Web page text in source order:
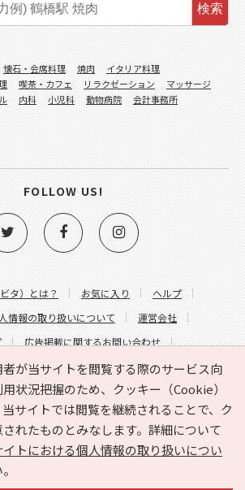
が当サイトを閲覧する際のサービス向
状況把握のため、クッキー（Cookie）
サイトでは閲覧を継続されることで、ク
れたものとみなします。詳細について
イトにおける個人情報の取り扱いについ
タ）とは？ お気に入り
ヘルプ
情報の取り扱いについて
運営会社
広告掲載に関するお問い合わせ
トの内容に関するお問い合わせ
検索
懐石・会席料理 焼肉
イタリア料理
喫茶・カフェ リラクゼーション
マッサージ
内科 小児科 動物病院
会計事務所
FOLLOW US!
© HYOJITO.Co.,Ltd. All Rights Reserved.